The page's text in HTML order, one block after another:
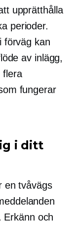
upprätthålla
perioder.
förväg kan
av inlägg,
flera
fungerar
i ditt
entvåvägs
Erkänn och